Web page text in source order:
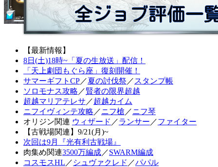
【最新情報】
8日(土)18時~「夏の生放送」配信！
「天上劇団もぐら座」復刻開催！
サマーギフトCP／夏の討伐祭 ／ スタンプ帳
ソロモナス攻略 ／賢者の限界超越
超越マリアテレサ ／超越カイム
ニフイヴィンテ攻略 ／ニフ槍 ／ニフ琴
オリジン関連 ウィザード ／ランサー ／ファイター
【古戦場関連】9/21(月)~
次回は9月『光有利古戦場』
肉集め関連3500万編成／SWARM編成
コスモスHL ／ シュヴァクレド ／パパル